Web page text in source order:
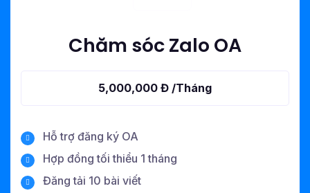
Chăm sóc Zalo OA
5,000,000 Đ /tháng
Hỗ trợ đăng ký OA
Hợp đồng tối thiểu 1 tháng
Đăng tải 10 bài viết